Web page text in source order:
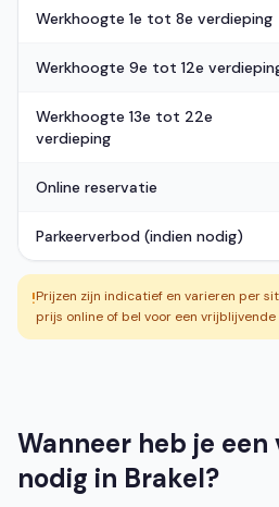
Werkhoogte 1e tot 8e verdieping
Werkhoogte 9e tot 12e
Werkhoogte 13e tot 22e
verdieping
Online reservatie
Parkeerverbod (indien nodig)
!Prijzen zijn indicatief en varieren per
prijs online of bel voor een
Wanneer heb je
nodig in Brakel?